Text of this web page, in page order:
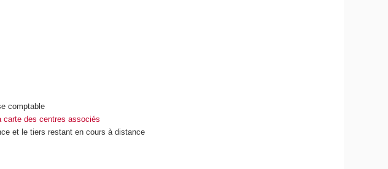
comptable
carte des centres associés
et le tiers restant en cours à distance